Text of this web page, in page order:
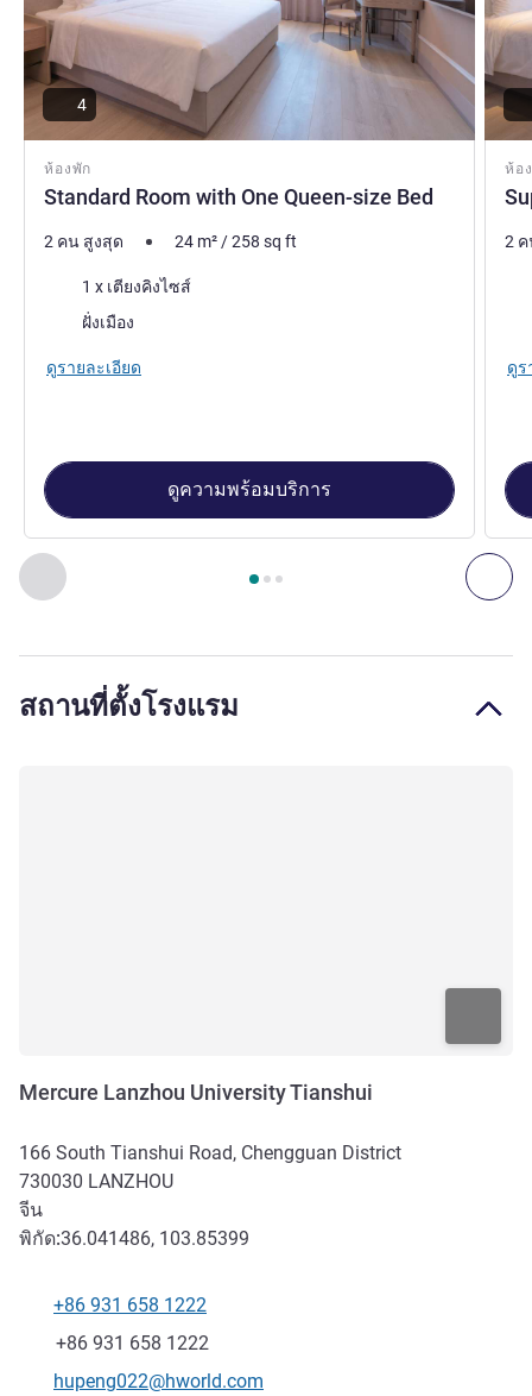
ก่อนหน้า - ห้องพัก ถั
หน้า1 , ห้องพัก 1 : Standard Room with One Queen-
ห้องพัก
Standard Room with One Queen-size Bed
4
2 คน สูงสุด 24 m²/258 sq ft
เครื่องนอน
1 x เตียงคิงไซส์
ฝั่งเมือง
ดูรายละเอียด
ดูความพร้อมบริการ
ห้อ
2
ดูร
สถานที่ตั้งโรงแรม
Mercure Lanzhou University Tianshui
166 South Tianshui Road, Chengguan District
730030 LANZHOU
จีน
พิกัด:36.041486, 103.85399
โทรศัพท์
+86 931 658 1222
แฟกซ์
+86 931 658 1222
อีเมลติดต่อ
hupeng022@hworld.com